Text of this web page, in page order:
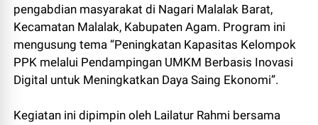
pengabdian masyarakat di Nagari Malalak Barat,
Kecamatan Malalak, Kabupaten Agam. Program ini
mengusung tema “Peningkatan Kapasitas Kelompok
PPK melalui Pendampingan UMKM Berbasis Inovasi
Digital untuk Meningkatkan Daya Saing Ekonomi”.
Kegiatan ini dipimpin oleh Lailatur Rahmi bersama